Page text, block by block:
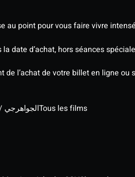
au point pour vous faire vivre
date d’achat, hors séances
l’achat de votre billet en ligne ou
El Gawahergy / الجواهرجيTous les films